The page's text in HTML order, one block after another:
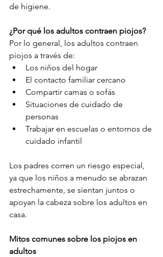
de higiene.
¿Por qué los adultos contraen piojos?
Por lo general, los adultos contraen
piojos a través de:
Los niños del hogar
El contacto familiar cercano
Compartir camas o sofás
Situaciones de cuidado de
personas
Trabajar en escuelas o entornos de
cuidado infantil
Los padres corren un riesgo especial,
ya que los niños a menudo se abrazan
estrechamente, se sientan juntos o
apoyan la cabeza sobre los adultos en
casa.
Mitos comunes sobre los piojos en
adultos